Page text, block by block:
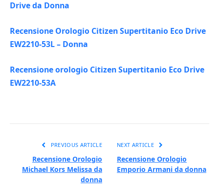
Drive da Donna
Recensione Orologio Citizen Supertitanio Eco Drive
EW2210-53L – Donna
Recensione orologio Citizen Supertitanio Eco Drive
EW2210-53A
PREVIOUS ARTICLE
Recensione Orologio
Michael Kors Melissa da
donna
NEXT ARTICLE
Recensione Orologio
Emporio Armani da donna